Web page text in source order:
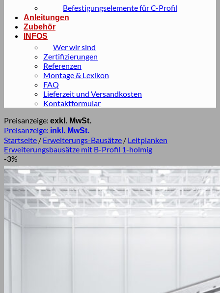
Befestigungselemente für C-Profil
Anleitungen
Zubehör
INFOS
Wer wir sind
Zertifizierungen
Referenzen
Montage & Lexikon
FAQ
Lieferzeit und Versandkosten
Kontaktformular
Preisanzeige: exkl. MwSt.
Preisanzeige: inkl. MwSt.
Startseite / Erweiterungs-Bausätze / Leitplanken
Erweiterungsbausätze mit B-Profil 1-holmig
-3%